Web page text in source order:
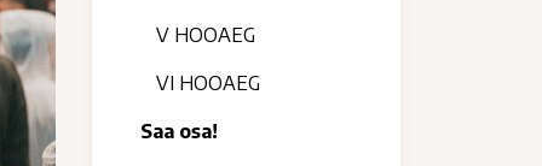
V HOOAEG
VI HOOAEG
Saa osa!